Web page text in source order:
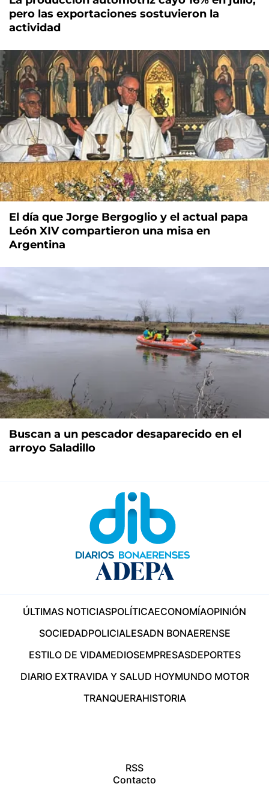
pero las exportaciones sostuvieron la
actividad
El día que Jorge Bergoglio y el actual papa
León XIV compartieron una misa en
Argentina
Buscan a un pescador desaparecido en el
arroyo Saladillo
ÚLTIMAS NOTICIASPOLÍTICAECONOMÍAOPINIÓN
SOCIEDADPOLICIALESADN BONAERENSE
ESTILO DE VIDAMEDIOSEMPRESASDEPORTES
DIARIO EXTRAVIDA Y SALUD HOYMUNDO MOTOR
TRANQUERAHISTORIA
RSS
Contacto